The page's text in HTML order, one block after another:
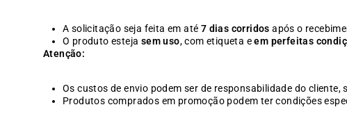
A solicitação seja feita em até 7 dias corridos após o
O produto esteja sem uso, com etiqueta eem perfeitas
Atenção:
Os custos de envio podem ser de responsabilidade do
Produtos comprados em promoção podem ter condições